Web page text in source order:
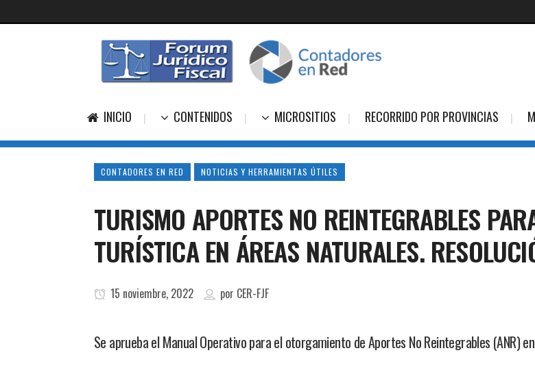
INICIO CONTENIDOS MICROSITIOS RECORRIDO POR PROVINCIAS
CONTADORES EN RED NOTICIAS Y HERRAMIENTAS ÚTILES
TURISMO APORTES NO REINTEGRABLES
TURÍSTICA EN ÁREAS NATURALES.
15 noviembre, 2022 por CER-FJF
Se aprueba el Manual Operativo para el otorgamiento de Aportes No Reintegrables (ANR)